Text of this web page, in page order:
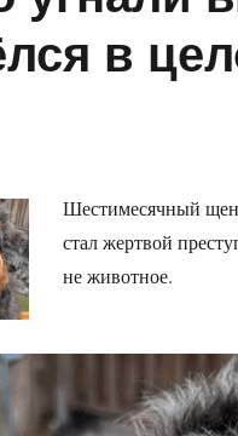
в
Шестимесячный
стал жертвой
не животное.